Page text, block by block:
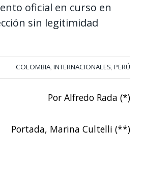
oficial en curso en
sin legitimidad
COLOMBIA, INTERNACIONALES, PERÚ
Por Alfredo Rada (*)
Portada, Marina Cultelli (**)